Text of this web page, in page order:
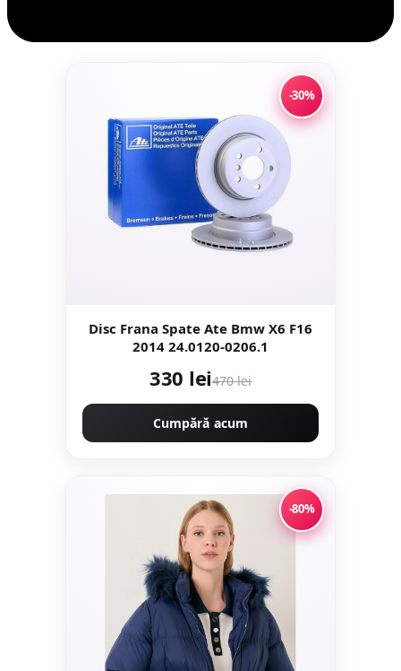
-30%
Disc Frana Spate Ate Bmw X6 F16
2014 24.0120-0206.1
330 lei470 lei
Cumpără acum
-80%